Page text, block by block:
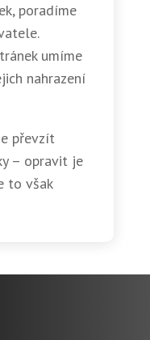
poradíme
umíme
nahrazení
převzít
– opravit je
to však